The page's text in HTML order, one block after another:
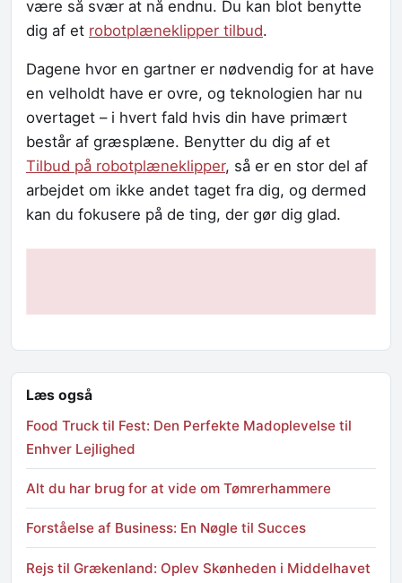
være så svær at nå endnu. Du kan blot benytte
dig af et robotplæneklipper tilbud.
Dagene hvor en gartner er nødvendig for at have
en velholdt have er ovre, og teknologien har nu
overtaget – i hvert fald hvis din have primært
består af græsplæne. Benytter du dig af et
Tilbud på robotplæneklipper, så er en stor del af
arbejdet om ikke andet taget fra dig, og dermed
kan du fokusere på de ting, der gør dig glad.
Læs også
Food Truck til Fest: Den Perfekte Madoplevelse til
Enhver Lejlighed
Alt du har brug for at vide om Tømrerhammere
Forståelse af Business: En Nøgle til Succes
Rejs til Grækenland: Oplev Skønheden i Middelhavet